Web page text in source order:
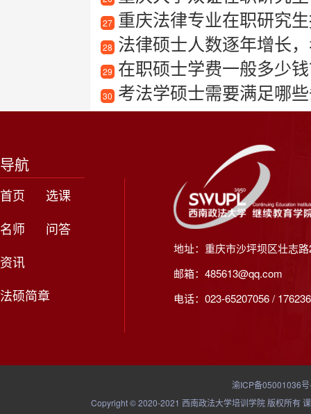
27 重庆法律专业在职研究
28 法律硕士人数逐年增长，
29 在职硕士学费一般多少
30 考法学硕士需要满足哪
导航
首页
选课
名师
问答
资讯
法硕简章
地址：重庆市沙坪坝区壮志
邮箱：485613@qq.com
电话：023-65207056 /
渝ICP备05001036
Copyright © 2020-2021 西南政法大学培训学院 版权所有